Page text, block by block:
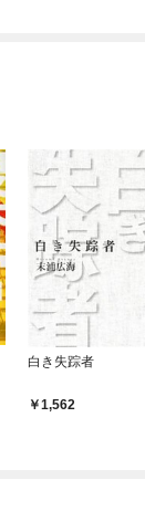
白き失踪者
1,562